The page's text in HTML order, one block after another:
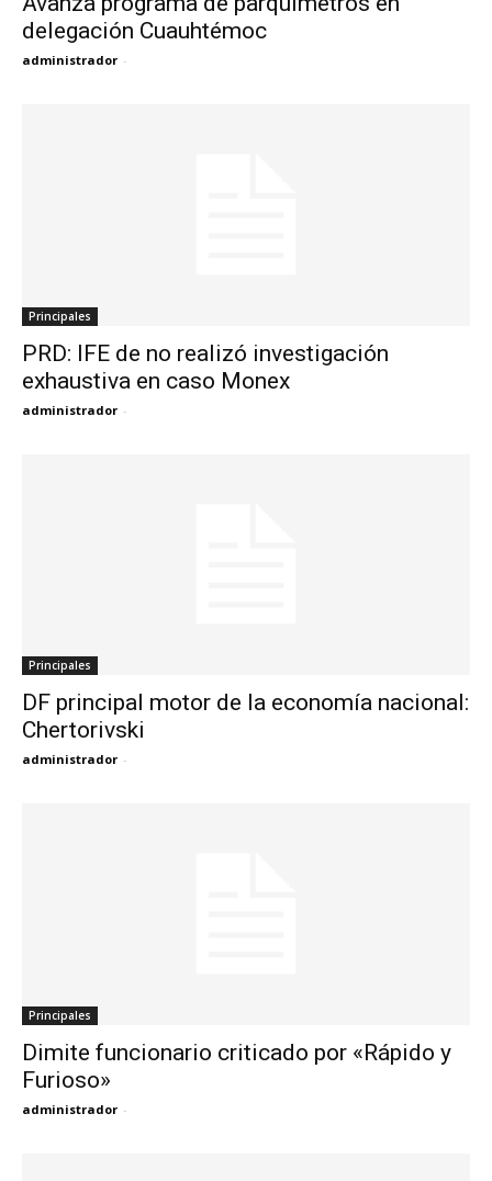
delegación Cuauhtémoc
administrador -
Principales
PRD: IFE de no realizó investigación
exhaustiva en caso Monex
administrador -
Principales
DF principal motor de la economía nacional:
Chertorivski
administrador -
Principales
Dimite funcionario criticado por «Rápido y
Furioso»
administrador -